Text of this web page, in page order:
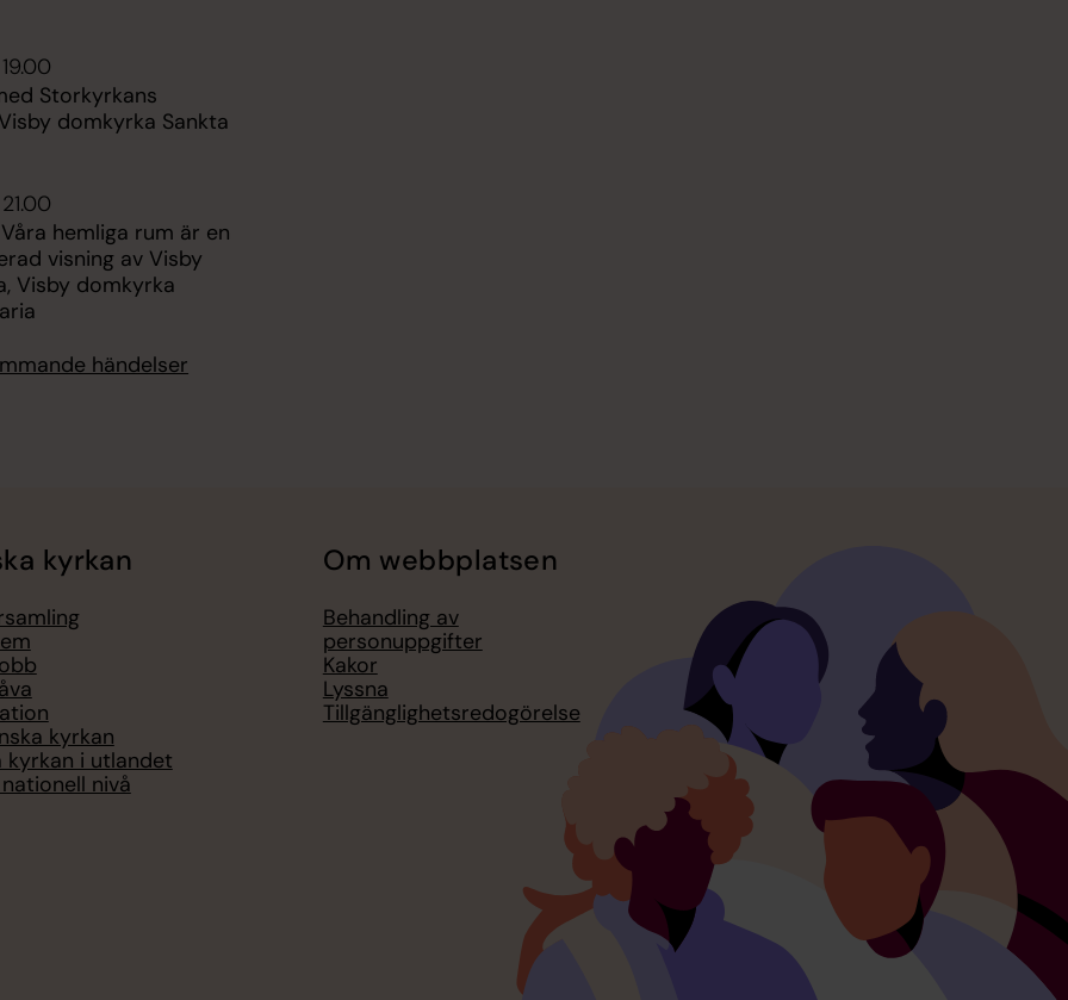
Storkyrkans
domkyrka Sankta
hemliga rum är en
visning av Visby
Visby domkyrka
händelser
kyrkan
kyrkan
kyrkan i utlandet
nivå
Om webbplatsen
Behandling av
personuppgifter
Kakor
Lyssna
Tillgänglighetsredogörelse